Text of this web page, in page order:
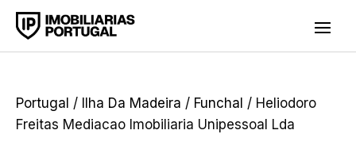
Portugal / Ilha Da Madeira / Funchal / Heliodoro
Freitas Mediacao Imobiliaria Unipessoal Lda